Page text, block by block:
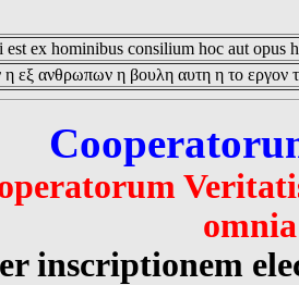
est ex hominibus consilium hoc aut opus
η εξ ανθρωπων η βουλη αυτη η το εργον
inscriptionem